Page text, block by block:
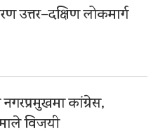
उत्तर–दक्षिण लोकमार्ग
नगरप्रमुखमा कांग्रेस,
विजयी